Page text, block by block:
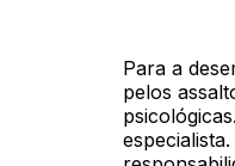
Para a
pelos